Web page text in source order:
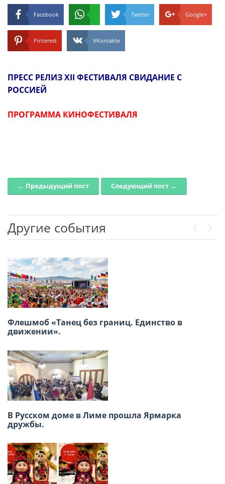
Facebook Twitter Google+
Pinterest VKontakte
ПРЕСС РЕЛИЗ XII ФЕСТИВАЛЯ СВИДАНИЕ С
РОССИЕЙ
ПРОГРАММА КИНОФЕСТИВАЛЯ
Post navigation
← Предыдущий пост Следующий пост →
Другие события
Флешмоб «Танец без границ. Единство в
движении».
В Русском доме в Лиме прошла Ярмарка
дружбы.
XVIII Региональная конференция российских
соотечественников стран Латинской
Заседание ВКС россйских